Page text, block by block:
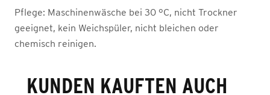
Pflege: Maschinenwäsche bei 30 °C, nicht Trockner
geeignet, kein Weichspüler, nicht bleichen oder
chemisch reinigen.
KUNDEN KAUFTEN AUCH